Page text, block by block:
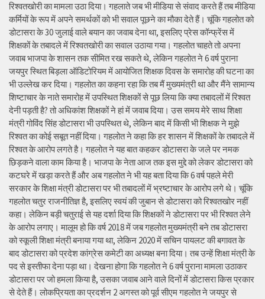
रिश्वतखोरी का मामला उठा दिया। गहलाते जब भी मीडिया से संवाद करते हैं तब मीडिया
कर्मियों के रूप में अपने समर्थकों को भी सवाल पूछने का मौका देते हैं। चूंकि गहलोत को
डोटासरा के 30 जुलाई वाले बयान का जवाब देना था, इसलिए प्रेस कॉन्फ्रेंस में
शिक्षकों के तबादले में रिश्वतखोरी का सवाल उठाया गया। गहलोत चाहते तो अपना
जवाब भाजपा के शासन तक सीमित रख सकते थे, लेकिन गहलोत ने 6 वर्ष पुराना
जयपुर स्थित बिड़ला ऑडिटोरियम में आयोजित शिक्षक दिवस के समारोह की घटना का
भी उल्लेख कर दिया। गहलोत का कहना रहा कि तब मैं मुख्यमंत्री था और मैंने सामान्य
शिष्टाचार के नाते समारोह में उपस्थित शिक्षकों से पूछ लिया कि क्या तबादलों में रिश्वत
देनी पड़ती है? तो अधिकांश शिक्षकों ने हां में जवाब दिया। उस समय मेरे साथ शिक्षा
मंत्री गोविंद सिंह डोटासरा भी उपस्थित थे, लेकिन बाद में किसी भी शिक्षक ने मुझे
रिश्वत का कोई सबूत नहीं दिया। गहलोत ने कहा कि हर शासन में शिक्षकों के तबादले में
रिश्वत के आरोप लगते है। गहलोत ने यह बात कहकर डोटासरा के जले पर नमक
छिड़कने वाला काम किया है। भाजपा के नेता आज तक इस मुद्दे को लेकर डोटासरा को
कटघरे में खड़ा करते हैं और अब गहलोत ने भी यह बता दिया कि 6 वर्ष पहले मेरी
सरकार के शिक्षा मंत्री डोटासरा पर भी तबादलों में भ्रष्टाचार के आरोप लगे थे। चूंकि
गहलोत चतुर राजनीतिज्ञ है, इसलिए स्वयं की जुबान से डोटासरा को रिश्वतखोर नहीं
कहा। लेकिन बड़ी चतुराई से यह दर्शा दिया कि शिक्षकों ने डोटासरा पर भी रिश्वत लेने
के आरोप लगाए। मालूम हो कि वर्ष 2018 में जब गहलोत मुख्यमंत्री बने तब डोटासरा
को स्कूली शिक्षा मंत्री बनाया गया था, लेकिन 2020 में सचिन पायलट की बगावत के
बाद डोटासरा को प्रदेश कांग्रेस कमेटी का अध्यक्ष बना दिया। तब उन्हें शिक्षा मंत्री के
पद से इस्तीफा देना पड़ा था। देखना होगा कि गहलोत ने 6 वर्ष पुराना मामला उठाकर
डोटासरा पर जो हमला किया है, उसका जवाब आने वाले दिनों में डोटासरा किस प्रकार
से देते हैं। लोकप्रियता का प्रदर्शन 2 अगस्त को पूर्व सीएम गहलोत ने जयपुर से